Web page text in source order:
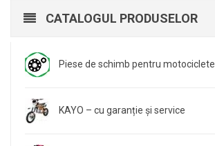
CATALOGUL PRODUSELOR
Piese de schimb pentru motociclete
KAYO – cu garanție și service